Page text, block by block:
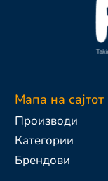
Мапа на сајтот
Производи
Категории
Брендови